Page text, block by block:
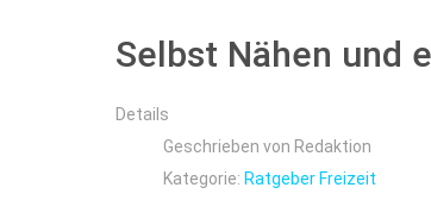
Selbst Nähen und
Details
Geschrieben von Redaktion
Kategorie: Ratgeber Freizeit